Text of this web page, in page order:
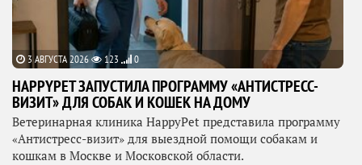
3 АВГУСТА 2026 123 0
HAPPYPET ЗАПУСТИЛА ПРОГРАММУ «АНТИСТРЕСС-
ВИЗИТ» ДЛЯ СОБАК И КОШЕК НА ДОМУ
Ветеринарная клиника HappyPet представила программу
«Антистресс-визит» для выездной помощи собакам и
кошкам в Москве и Московской области.